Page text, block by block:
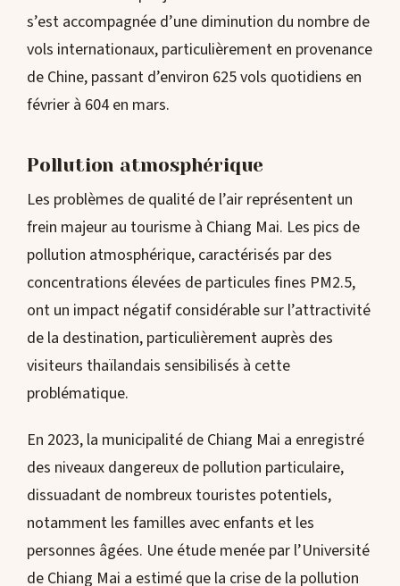
s’est accompagnée d’une diminution du nombre de
vols internationaux, particulièrement en provenance
de Chine, passant d’environ 625 vols quotidiens en
février à 604 en mars.
Pollution atmosphérique
Les problèmes de qualité de l’air représentent un
frein majeur au tourisme à Chiang Mai. Les pics de
pollution atmosphérique, caractérisés par des
concentrations élevées de particules fines PM2.5,
ont un impact négatif considérable sur l’attractivité
de la destination, particulièrement auprès des
visiteurs thaïlandais sensibilisés à cette
problématique.
En 2023, la municipalité de Chiang Mai a enregistré
des niveaux dangereux de pollution particulaire,
dissuadant de nombreux touristes potentiels,
notamment les familles avec enfants et les
personnes âgées. Une étude menée par l’Université
de Chiang Mai a estimé que la crise de la pollution